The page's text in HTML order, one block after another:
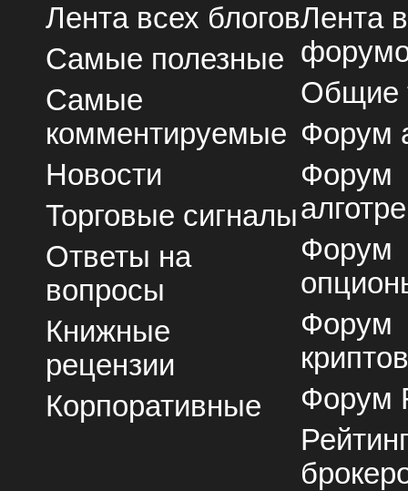
Лента всех блогов
Самые полезные
Самые
комментируемые
Новости
Торговые сигналы
Ответы на
вопросы
Книжные
рецензии
Корпоративные
Лента
Общие
Форум
Форум
Форум
Форум
Форум